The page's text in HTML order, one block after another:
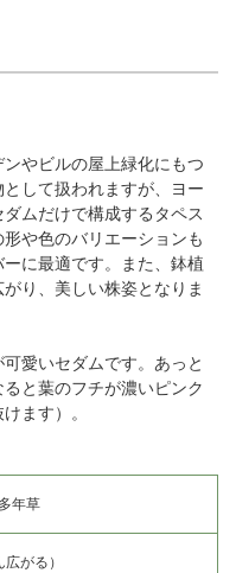
やビルの屋上緑化にもつ
して扱われますが、ヨー
ムだけで構成するタペス
や色のバリエーションも
に最適です。また、鉢植
り、美しい株姿となりま
愛いセダムです。あっと
と葉のフチが濃いピンク
ます）。
年草
がる）